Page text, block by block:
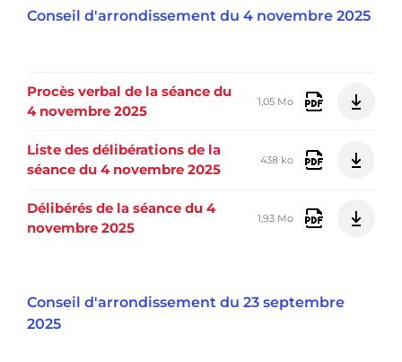
Conseil d'arrondissement du 4 novembre 2025
Procès verbal de la séance du
4 novembre 2025
1,05 Mo
Liste des délibérations de la
séance du 4 novembre 2025
438 ko
Délibérés de la séance du 4
novembre 2025
1,93 Mo
Conseil d'arrondissement du 23 septembre
2025